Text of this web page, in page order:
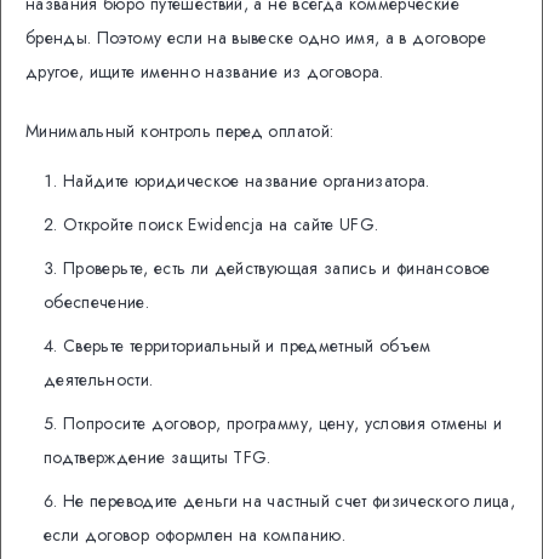
бренды. Поэтому если на вывеске одно имя, а в договоре
другое, ищите именно название из договора.
Минимальный контроль перед оплатой:
Найдите юридическое название организатора.
Откройте поиск Ewidencja на сайте UFG.
Проверьте, есть ли действующая запись и финансовое
обеспечение.
Сверьте территориальный и предметный объем
деятельности.
Попросите договор, программу, цену, условия отмены и
подтверждение защиты TFG.
Не переводите деньги на частный счет физического лица,
если договор оформлен на компанию.